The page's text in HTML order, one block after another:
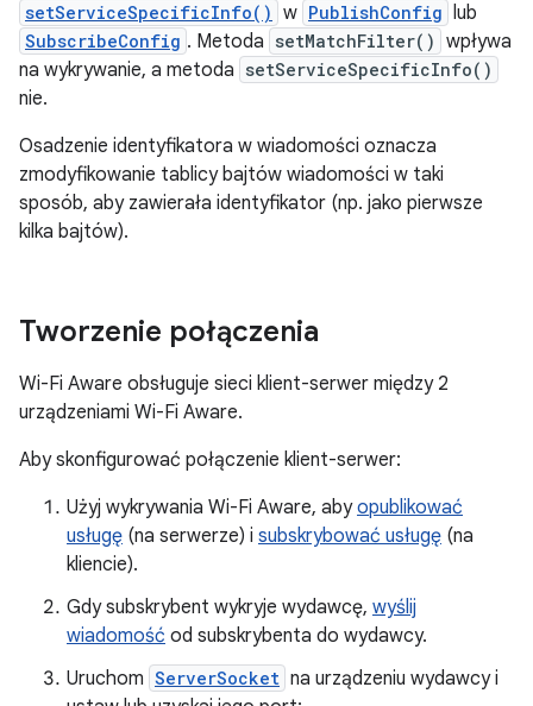
setServiceSpecificInfo() w PublishConfig lub
SubscribeConfig . Metoda setMatchFilter() wpływa
na wykrywanie, a metoda setServiceSpecificInfo()
nie.
Osadzenie identyfikatora w wiadomości oznacza
zmodyfikowanie tablicy bajtów wiadomości w taki
sposób, aby zawierała identyfikator (np. jako pierwsze
kilka bajtów).
Tworzenie połączenia
Wi-Fi Aware obsługuje sieci klient-serwer między 2
urządzeniami Wi-Fi Aware.
Aby skonfigurować połączenie klient-serwer:
Użyj wykrywania Wi-Fi Aware, abyopublikować
usługę (na serwerze) i subskrybować usługę (na
kliencie).
Gdy subskrybent wykryje wydawcę, wyślij
wiadomość od subskrybenta do wydawcy.
Uruchom ServerSocket na urządzeniu wydawcy i